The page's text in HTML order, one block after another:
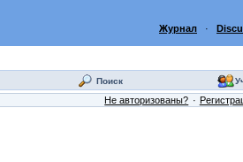
Журнал ·
Поиск
Не авторизованы?